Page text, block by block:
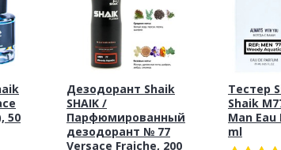
50
Дезодорант Shaik
SHAIK /
Парфюмированный
дезодорант № 77
Versace Fraiche, 200
Тестер
Shaik
Man Eau
ml